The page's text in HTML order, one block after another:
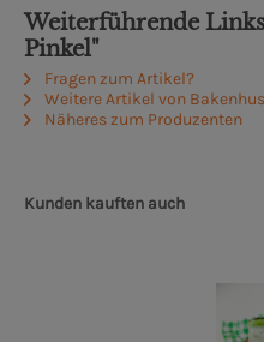
Weiterführende
Pinkel"
Fragen zum Artikel?
Weitere Artikel von
Näheres zum Produzenten
Kunden kauften auch